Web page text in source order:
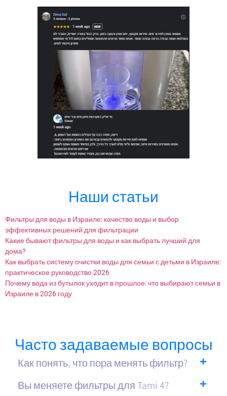
Наши статьи
Фильтры для воды в Израиле: качество воды и выбор
эффективных решений для фильтрации
Какие бывают фильтры для воды и как выбрать лучший для
дома?
Как выбрать систему очистки воды для семьи с детьми в Израиле:
практическое руководство 2026
Почему вода из бутылок уходит в прошлое: что выбирают семьи в
Израиле в 2026 году
Часто задаваемые вопросы
Как понять, что пора менять фильтр?
Вы меняете фильтры для Tami 4?